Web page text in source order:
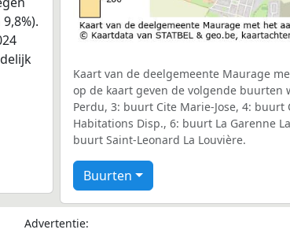
Kaart van de deelgemeente Maurage
op de kaart geven de volgende buurten
Perdu, 3: buurt Cite Marie-Jose, 4:
Habitations Disp., 6: buurt La Garenne
buurt Saint-Leonard La Louvière.
Buurten
Advertentie: